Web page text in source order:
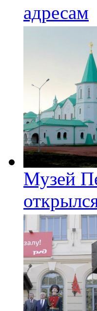
адресам
Музей